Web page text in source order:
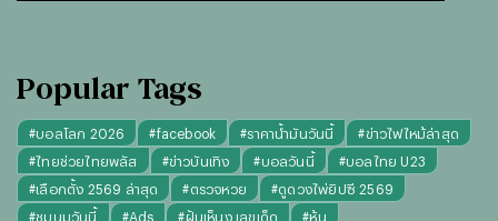
Popular Tags
#บอลโลก 2026 #facebook #ราคาน้ำมันวันนี้ #ข่าวไฟไหม้ล่าสุด
#ไทยช่วยไทยพลัส #ข่าวบันเทิง #บอลวันนี้ #บอลไทย U23
#เลือกตั้ง 2569 ล่าสุด #ตรวจหวย #ดูดวงไพ่ยิปซี 2569
#ชุมนุมวันนี้ #Ads #ฝันเห็นงู เลขเด็ด #หุ้น